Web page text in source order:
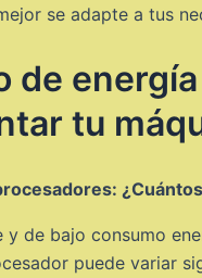
se adapte a tus
de
tu
de bajo consumo
puede variar